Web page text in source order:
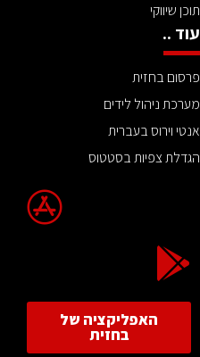
תוכן שיווקי
עוד ..
פרסום בחזית
מערכת ניהול לידים
אנטי וירוס בעברית
הגדלת צפיות בסטטוס
האפליקציה של
בחזית